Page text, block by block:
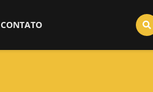
CONTATO